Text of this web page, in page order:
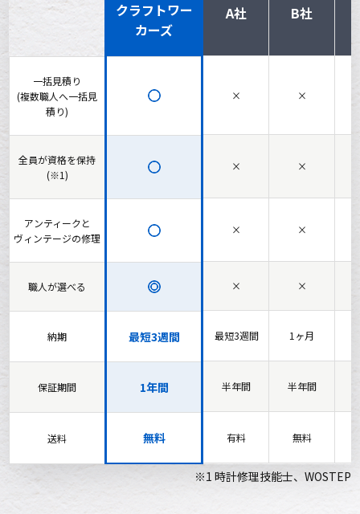
A社 B社
× ×
× ×
× ×
× ×
最短3週間 1ヶ月
半年間 半年間
有料 無料
クラフトワー
カーズ
一括見積り
(複数職人へ一括見
積り)
全員が資格を保持
(※1)
アンティークと
ヴィンテージの修理
職人が選べる
納期 最短3週間
保証期間 1年間
送料 無料
※1 時計修理技能士、WOSTEP